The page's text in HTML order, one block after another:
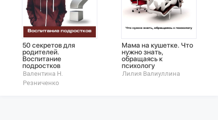
50 секретов для
родителей.
Воспитание
подростков
Валентина Н.
Резниченко
Мама на кушетке. Что
нужно знать,
обращаясь к
психологу
Лилия Валиуллина